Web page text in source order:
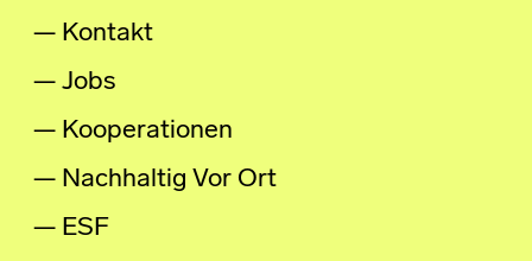
Kontakt
Jobs
Kooperationen
Nachhaltig Vor Ort
ESF